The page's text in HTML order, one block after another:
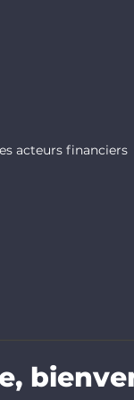
acteurs financiers